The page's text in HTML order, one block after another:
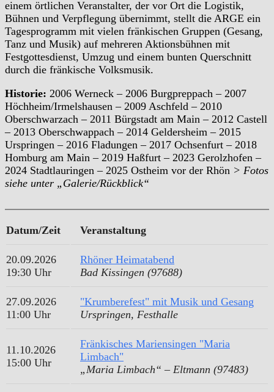
einem örtlichen Veranstalter, der vor Ort die Logistik,
Bühnen und Verpflegung übernimmt, stellt die ARGE ein
Tagesprogramm mit vielen fränkischen Gruppen (Gesang,
Tanz und Musik) auf mehreren Aktionsbühnen mit
Festgottesdienst, Umzug und einem bunten Querschnitt
durch die fränkische Volksmusik.
Historie: 2006 Werneck – 2006 Burgpreppach – 2007
Höchheim/Irmelshausen – 2009 Aschfeld – 2010
Oberschwarzach – 2011 Bürgstadt am Main – 2012 Castell
– 2013 Oberschwappach – 2014 Geldersheim – 2015
Urspringen – 2016 Fladungen – 2017 Ochsenfurt – 2018
Homburg am Main – 2019 Haßfurt – 2023 Gerolzhofen –
2024 Stadtlauringen – 2025 Ostheim vor der Rhön > Fotos
siehe unter „Galerie/Rückblick“
Datum/Zeit Veranstaltung
20.09.2026
19:30 Uhr
Rhöner Heimatabend
Bad Kissingen (97688)
27.09.2026
11:00 Uhr
"Krumberefest" mit Musik und Gesang
Urspringen, Festhalle
11.10.2026
15:00 Uhr
Fränkisches Mariensingen "Maria
Limbach"
„Maria Limbach“ – Eltmann (97483)